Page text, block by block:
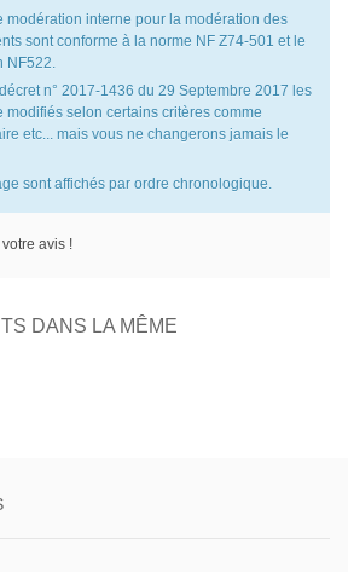
modération interne pour la modération des
sont conforme à la norme NF Z74-501 et le
NF522.
n° 2017-1436 du 29 Septembre 2017 les
modifiés selon certains critères comme
etc... mais vous ne changerons jamais le
sont affichés par ordre chronologique.
avis !
DANS LA MÊME